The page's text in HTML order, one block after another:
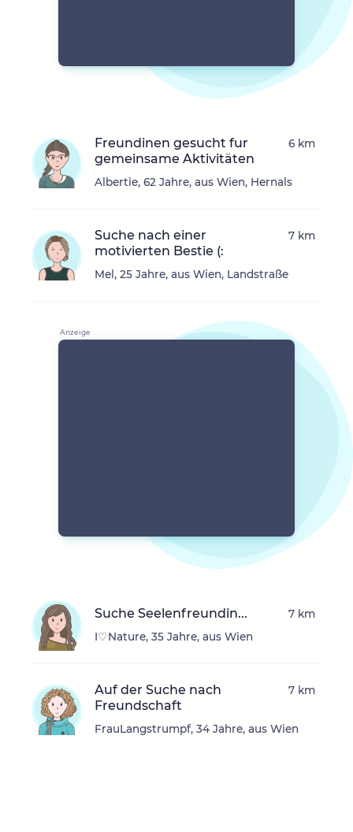
Freundinen gesucht fur
gemeinsame Aktivitäten
Albertie, 62 Jahre, aus Wien, Hernals
6 km
Suche nach einer
motivierten Bestie (:
Mel, 25 Jahre, aus Wien, Landstraße
7 km
Suche Seelenfreundin...
I♡Nature, 35 Jahre, aus Wien
7 km
Auf der Suche nach
Freundschaft
FrauLangstrumpf, 34 Jahre, aus Wien
7 km